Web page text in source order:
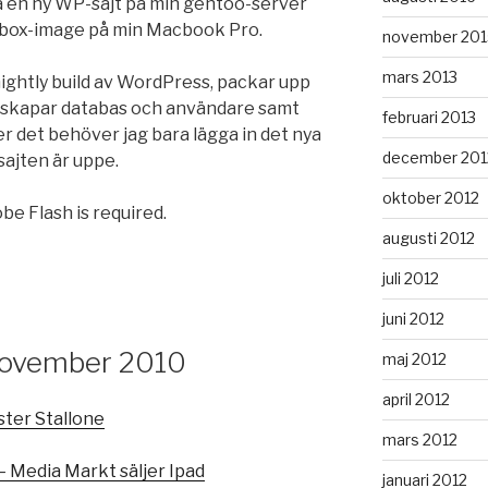
image på min Macbook Pro.
build av WordPress, packar upp
databas och användare samt
det behöver jag bara lägga in det nya
är uppe.
Flash is required.
2010
Stallone
Media Markt säljer Ipad
november
mars 2013
februari 2013
december
oktober 2012
augusti 2012
juli 2012
juni 2012
maj 2012
april 2012
mars 2012
januari 2012